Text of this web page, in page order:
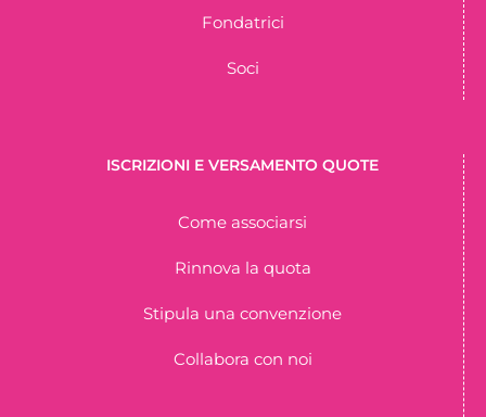
Fondatrici
Soci
ISCRIZIONI E VERSAMENTO QUOTE
Come associarsi
Rinnova la quota
Stipula una convenzione
Collabora con noi